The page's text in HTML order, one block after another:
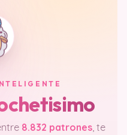
8.832 patrones, te